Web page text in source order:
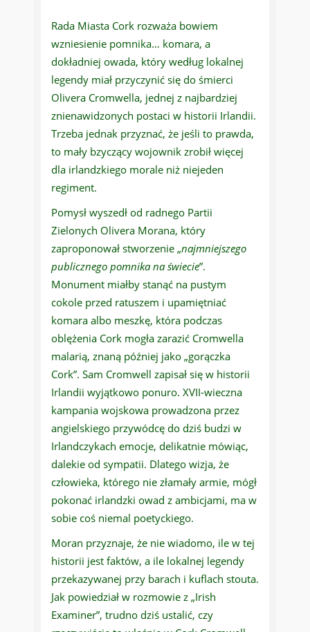
Rada Miasta Cork rozważa bowiem
wzniesienie pomnika… komara, a
dokładniej owada, który według lokalnej
legendy miał przyczynić się do śmierci
Olivera Cromwella, jednej z najbardziej
znienawidzonych postaci w historii Irlandii.
Trzeba jednak przyznać, że jeśli to prawda,
to mały bzyczący wojownik zrobił więcej
dla irlandzkiego morale niż niejeden
regiment.
Pomysł wyszedł od radnego Partii
Zielonych Olivera Morana, który
zaproponował stworzenie „najmniejszego
publicznego pomnika na świecie”.
Monument miałby stanąć na pustym
cokole przed ratuszem i upamiętniać
komara albo meszkę, która podczas
oblężenia Cork mogła zarazić Cromwella
malarią, znaną później jako „gorączka
Cork”. Sam Cromwell zapisał się w historii
Irlandii wyjątkowo ponuro. XVII-wieczna
kampania wojskowa prowadzona przez
angielskiego przywódcę do dziś budzi w
Irlandczykach emocje, delikatnie mówiąc,
dalekie od sympatii. Dlatego wizja, że
człowieka, którego nie złamały armie, mógł
pokonać irlandzki owad z ambicjami, ma w
sobie coś niemal poetyckiego.
Moran przyznaje, że nie wiadomo, ile w tej
historii jest faktów, a ile lokalnej legendy
przekazywanej przy barach i kuflach stouta.
Jak powiedział w rozmowie z „Irish
Examiner”, trudno dziś ustalić, czy